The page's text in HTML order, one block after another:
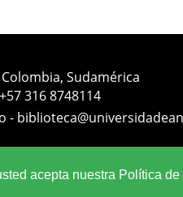
acepta nuestra Política de
Sudamérica
+57 316 8748114
-
|